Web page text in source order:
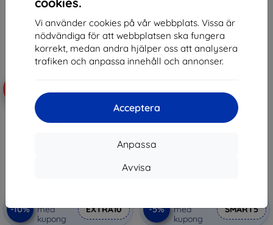
Vi använder cookies på vår webbplats. Vissa är
nödvändiga för att webbplatsen ska fungera
korrekt, medan andra hjälper oss att analysera
trafiken och anpassa innehåll och annonser.
Acceptera
Anpassa
Avvisa
151 kr
I lager > 5 st
-10%
med
kupong
EXTRA10 -5%
med
kupong
SMART5